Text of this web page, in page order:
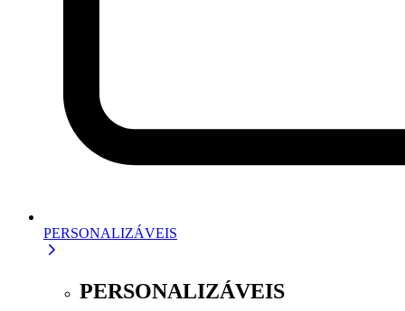
PERSONALIZÁVEIS
PERSONALIZÁVEIS